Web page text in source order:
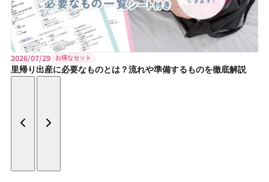
2026/07/29 お得なセット
里帰り出産に必要なものとは？流れや準備するものを徹底解説